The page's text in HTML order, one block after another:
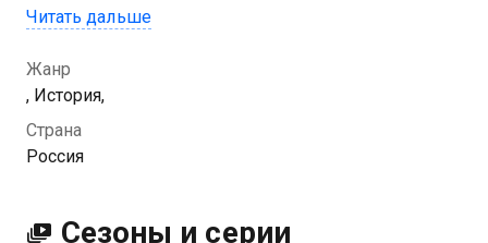
секретности, и они добавляют массу нового и
прошлого столетия
Читать дальше
Жанр
, История,
Страна
Россия
Сезоны и серии